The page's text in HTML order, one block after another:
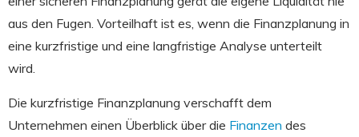
aus den Fugen. Vorteilhaft ist es, wenn die Finanzplanung in
eine kurzfristige und eine langfristige Analyse unterteilt
wird.
Die kurzfristige Finanzplanung verschafft dem
Unternehmen einen Überblick über die Finanzen des